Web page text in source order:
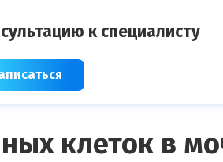
к специалисту
клеток в